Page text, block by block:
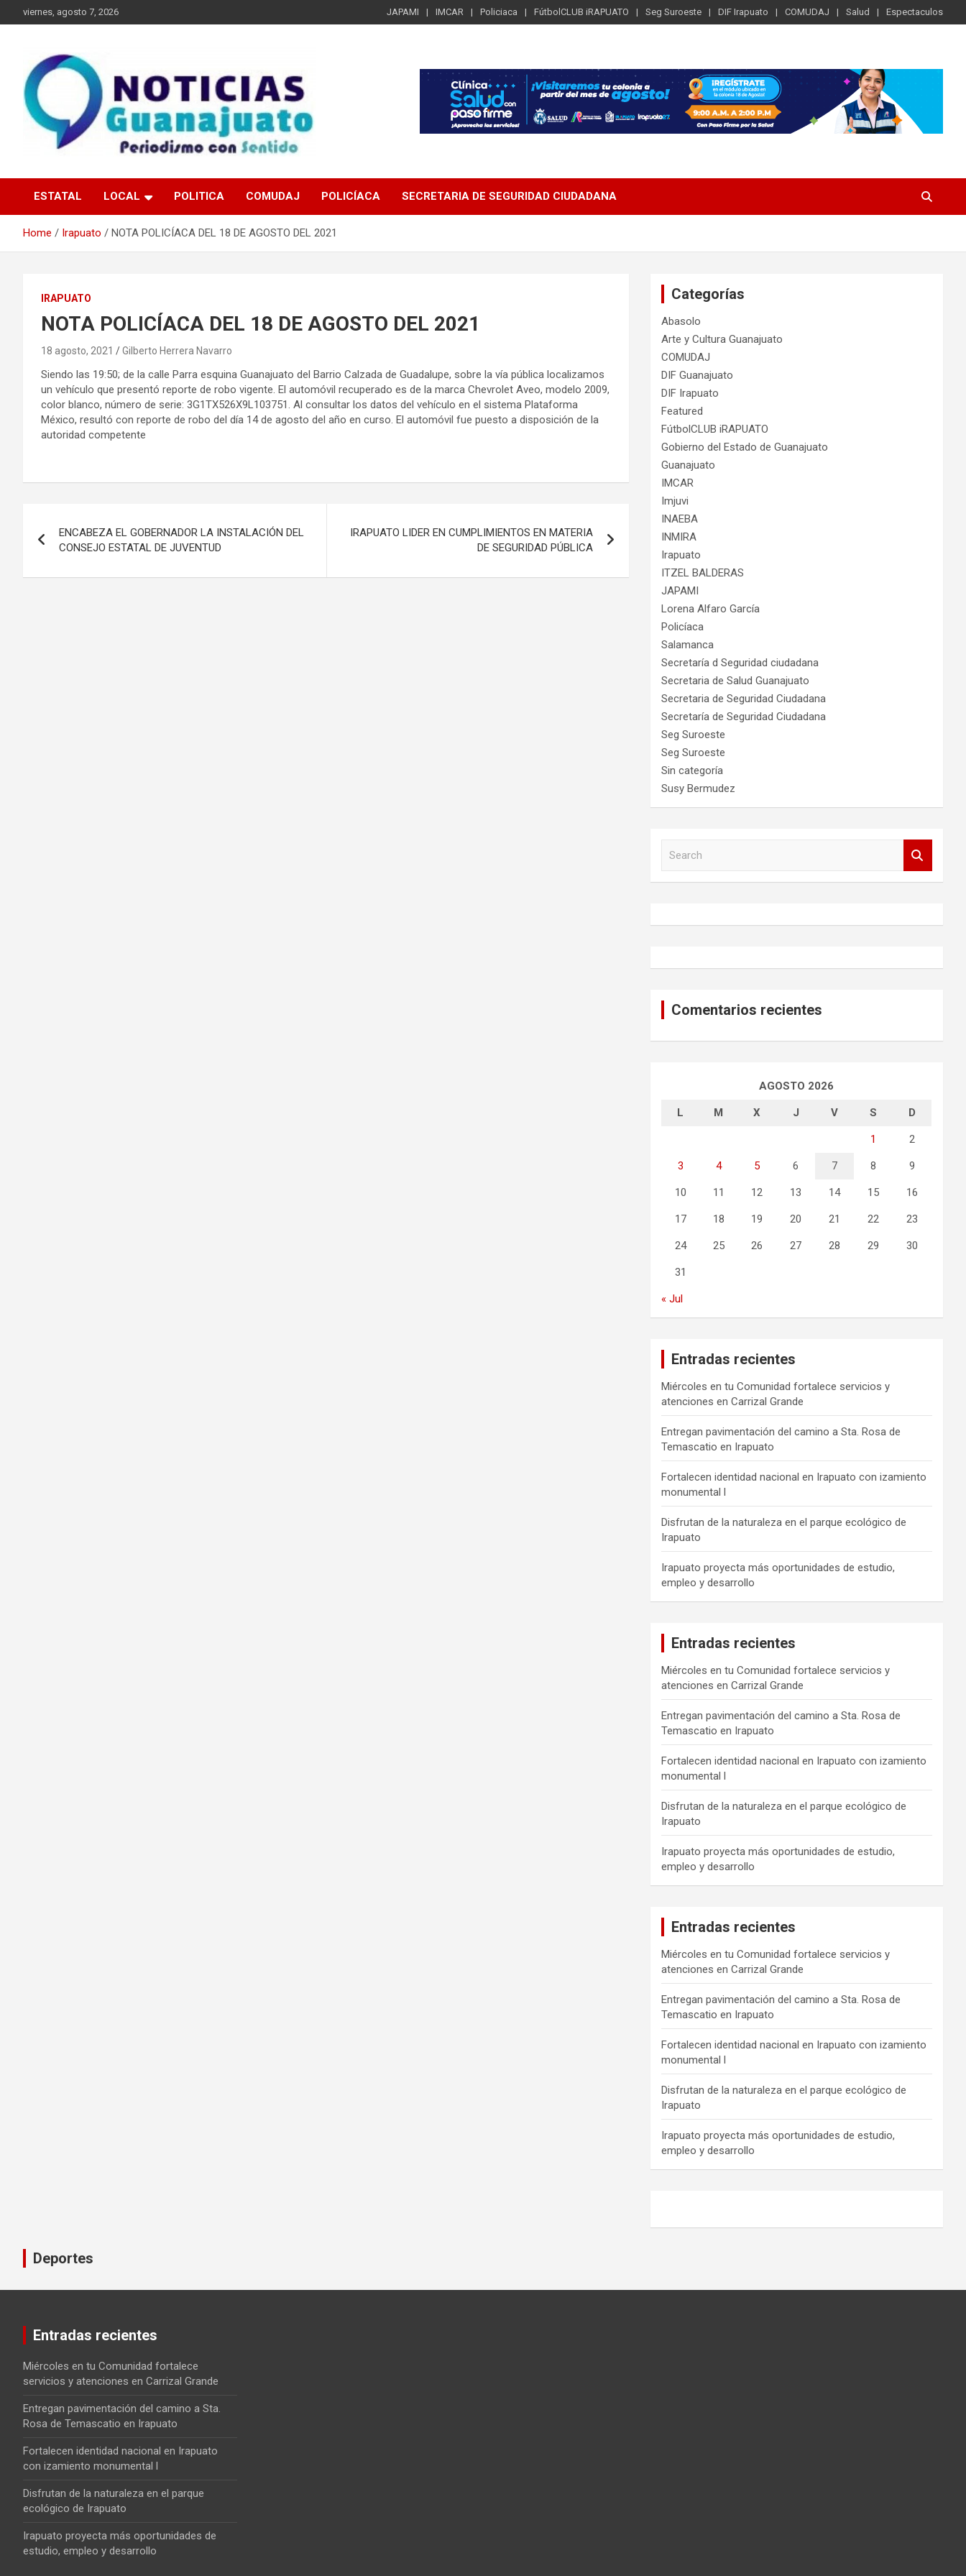
to
viernes, agosto 7, 2026 JAPAMI IMCAR Policiaca FútbolCLUB iRAPUATO Seg Suroeste DIF Irapuato COMUDAJ Salud Espectaculos
Noticias Guanajuato
ESTATAL LOCAL POLITICA COMUDAJ POLICÍACA SECRETARIA DE SEGURIDAD CIUDADANA
Home Irapuato NOTA POLICÍACA DEL 18 DE AGOSTO DEL 2021
IRAPUATO
NOTA POLICÍACA DEL 18 DE AGOSTO DEL 2021
18 agosto, 2021 Gilberto Herrera Navarro
Siendo las 19:50; de la calle Parra esquina Guanajuato del Barrio Calzada de Guadalupe, sobre la vía pública localizamos
un vehículo que presentó reporte de robo vigente. El automóvil recuperado es de la marca Chevrolet Aveo, modelo 2009,
color blanco, número de serie: 3G1TX526X9L103751. Al consultar los datos del vehículo en el sistema Plataforma
México, resultó con reporte de robo del día 14 de agosto del año en curso. El automóvil fue puesto a disposición de la
autoridad competente
de
entradas
ENCABEZA EL GOBERNADOR LA INSTALACIÓN DEL
CONSEJO ESTATAL DE JUVENTUD
IRAPUATO LIDER EN CUMPLIMIENTOS EN MATERIA
DE SEGURIDAD PÚBLICA
Categorías
Abasolo
Arte y Cultura Guanajuato
COMUDAJ
DIF Guanajuato
DIF Irapuato
Featured
FútbolCLUB iRAPUATO
Gobierno del Estado de Guanajuato
Guanajuato
IMCAR
Imjuvi
INAEBA
INMIRA
Irapuato
ITZEL BALDERAS
JAPAMI
Lorena Alfaro García
Policíaca
Salamanca
Secretaría d Seguridad ciudadana
Secretaria de Salud Guanajuato
Secretaria de Seguridad Ciudadana
Secretaría de Seguridad Ciudadana
Seg Suroeste
Seg Suroeste
Sin categoría
Susy Bermudez
h
Comentarios recientes
AGOSTO 2026
L M X J V S D
1 2
3 4 5 6 7 8 9
10 11 12 13 14 15 16
17 18 19 20 21 22 23
24 25 26 27 28 29 30
31
« Jul
Entradas recientes
Miércoles en tu Comunidad fortalece servicios y
atenciones en Carrizal Grande
Entregan pavimentación del camino a Sta. Rosa de
Temascatio en Irapuato
Fortalecen identidad nacional en Irapuato con izamiento
monumental l
Disfrutan de la naturaleza en el parque ecológico de
Irapuato
Irapuato proyecta más oportunidades de estudio,
empleo y desarrollo
Entradas recientes
Miércoles en tu Comunidad fortalece servicios y
atenciones en Carrizal Grande
Entregan pavimentación del camino a Sta. Rosa de
Temascatio en Irapuato
Fortalecen identidad nacional en Irapuato con izamiento
monumental l
Disfrutan de la naturaleza en el parque ecológico de
Irapuato
Irapuato proyecta más oportunidades de estudio,
empleo y desarrollo
Entradas recientes
Miércoles en tu Comunidad fortalece servicios y
atenciones en Carrizal Grande
Entregan pavimentación del camino a Sta. Rosa de
Temascatio en Irapuato
Fortalecen identidad nacional en Irapuato con izamiento
monumental l
Disfrutan de la naturaleza en el parque ecológico de
Irapuato
Irapuato proyecta más oportunidades de estudio,
empleo y desarrollo
Deportes
Entradas recientes
Miércoles en tu Comunidad fortalece
servicios y atenciones en Carrizal Grande
Entregan pavimentación del camino a Sta.
Rosa de Temascatio en Irapuato
Fortalecen identidad nacional en Irapuato
con izamiento monumental l
Disfrutan de la naturaleza en el parque
ecológico de Irapuato
Irapuato proyecta más oportunidades de
estudio, empleo y desarrollo